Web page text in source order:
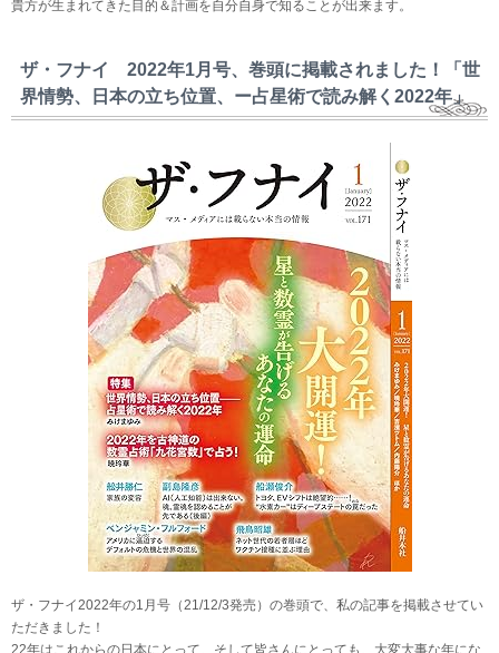
貴方が生まれてきた目的＆計画を自分自身で知ることが出来ます。
ザ・フナイ 2022年1月号、巻頭に掲載されました！「世
界情勢、日本の立ち位置、ー占星術で読み解く2022年」
ザ・フナイ2022年の1月号（21/12/3発売）の巻頭で、私の記事を掲載させてい
ただきました！
22年はこれからの日本にとって、そして皆さんにとっても、大変大事な年にな